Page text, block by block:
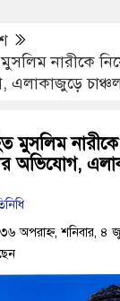
মুসলিম নারীকে
মুসলিম
অভিযোগ,
অপরাহ্ন, শনিবার, ৪